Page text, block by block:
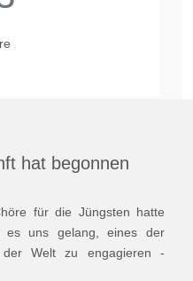
hat begonnen
für die Jüngsten hatte
es uns gelang, eines der
der Welt zu engagieren -